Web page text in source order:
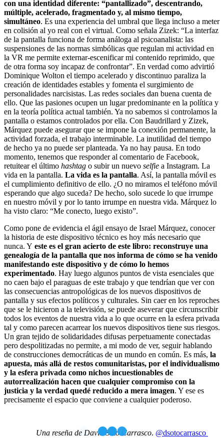
con una identidad diferente: “pantallizado”, descentrando,
múltiple, acelerado, fragmentado y, al mismo tiempo,
simultáneo. Es una experiencia del umbral que llega incluso a meter
en colisión al yo real con el virtual. Como señala Zizek: “La interfaz
de la pantalla funciona de forma análoga al psicoanalista: las
suspensiones de las normas simbólicas que regulan mi actividad en
la VR me permite externar-escenificar mi contenido reprimido, que
de otra forma soy incapaz de confrontar”. En verdad como advirtió
Dominique Wolton el tiempo acelerado y discontinuo paraliza la
creación de identidades estables y fomenta el surgimiento de
personalidades narcisistas. Las redes sociales dan buena cuenta de
ello. Que las pasiones ocupen un lugar predominante en la política y
en la teoría política actual también. Ya no sabemos si controlamos la
pantalla o estamos controlados por ella. Con Baudrillard y Zizek,
Márquez puede asegurar que se impone la conexión permanente, la
actividad forzada, el trabajo interminable. La inutilidad del tiempo
de hecho ya no puede ser planteada. Ya no hay pausa. En todo
momento, tenemos que responder al comentario de Facebook,
retuitear el último hashtag o subir un nuevo selfie a Instagram. La
vida en la pantalla. La vida es la pantalla. Así, la pantalla móvil es
el cumplimiento definitivo de ello. ¿O no miramos el teléfono móvil
esperando que algo suceda? De hecho, solo sucede lo que irrumpe
en nuestro móvil y por lo tanto irrumpe en nuestra vida. Márquez lo
ha visto claro: “Me conecto, luego existo”.
Como pone de evidencia el ágil ensayo de Israel Márquez, conocer
la historia de este dispositivo técnico es hoy más necesario que
nunca. Y este es el gran acierto de este libro: reconstruye una
genealogía de la pantalla que nos informa de cómo se ha venido
manifestando este dispositivo y de cómo lo hemos
experimentado. Hay luego algunos puntos de vista esenciales que
no caen bajo el paraguas de este trabajo y que tendrían que ver con
las consecuencias antropológicas de los nuevos dispositivos de
pantalla y sus efectos políticos y culturales. Sin caer en los reproches
que se le hicieron a la televisión, se puede aseverar que circunscribir
todos los eventos de nuestra vida a lo que ocurre en la esfera privada
tal y como parecen acarrear los nuevos dispositivos tiene sus riesgos.
Un gran tejido de solidaridades difusas perpetuamente conectadas
pero despolitizadas no permite, a mi modo de ver, seguir hablando
de construcciones democráticas de un mundo en común. Es más, la
apuesta, más allá de restos comunitaristas, por el individualismo
y la esfera privada como nichos incuestionables de
autorrealización hacen que cualquier compromiso con la
justicia y la verdad quedé reducido a mera imagen. Y ese es
precisamente el espacio que conviene a cualquier poderoso.
Una reseña de David Soto Carrasco. @dsotocarrasco